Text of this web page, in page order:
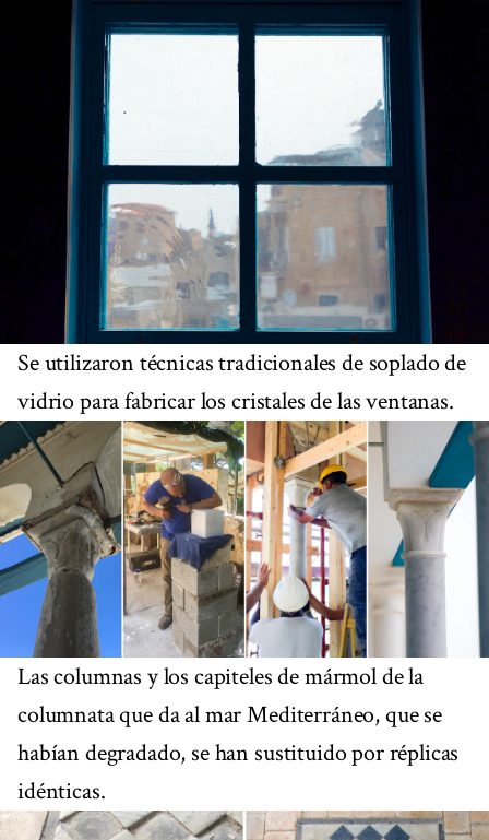
Se utilizaron técnicas tradicionales de soplado de
vidrio para fabricar los cristales de las ventanas.
Las columnas y los capiteles de mármol de la
columnata que da al mar Mediterráneo, que se
habían degradado, se han sustituido por réplicas
idénticas.